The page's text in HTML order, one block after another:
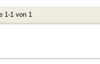
1-1 von 1